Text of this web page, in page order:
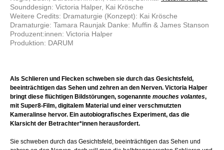
Sounddesign: Victoria Halper, Kai Krösche
Weitere Credits: Dramaturgie (Konzept): Kai Krösche
Dramaturgie: Tamara Raunjak Danke: Muffin & James Stanson
Produzent:innen: Victoria Halper
Produktion: DARUM
Als Schlieren und Flecken schweben sie durch das Gesichtsfeld,
beeinträchtigen das Sehen und zehren an den Nerven. Victoria Halper
bringt diese flüchtigen Bildstörungen, sogenannte mouches volantes,
mit Super8-Film, digitalem Material und einer verschmutzten
Kameralinse hervor. Ein autobiografisches Experiment, das die
Klarsicht der Betrachter*innen herausfordert.
Sie schweben durch das Gesichtsfeld, beeinträchtigen das Sehen und